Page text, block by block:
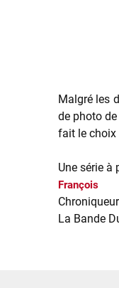
Malgré les
de photo
fait le choix
Une série à
François
Chroniqueur
La Bande